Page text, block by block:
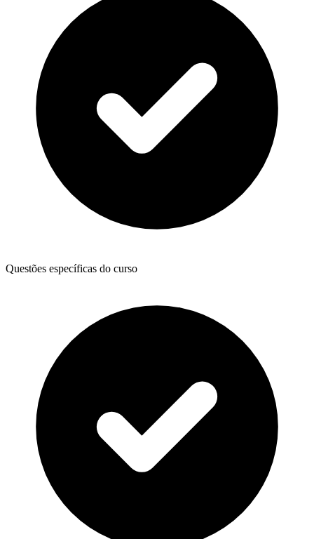
Questões específicas do curso